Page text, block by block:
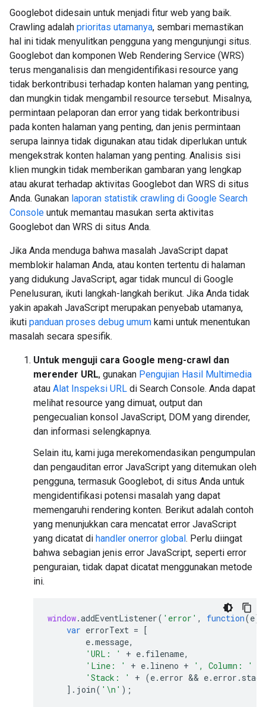
Googlebot didesain untuk menjadi fitur web yang baik.
Crawling adalah prioritas utamanya, sembari memastikan
hal ini tidak menyulitkan pengguna yang mengunjungi situs.
Googlebot dan komponen Web Rendering Service (WRS)
terus menganalisis dan mengidentifikasi resource yang
tidak berkontribusi terhadap konten halaman yang penting,
dan mungkin tidak mengambil resource tersebut. Misalnya,
permintaan pelaporan dan error yang tidak berkontribusi
pada konten halaman yang penting, dan jenis permintaan
serupa lainnya tidak digunakan atau tidak diperlukan untuk
mengekstrak konten halaman yang penting. Analisis sisi
klien mungkin tidak memberikan gambaran yang lengkap
atau akurat terhadap aktivitas Googlebot dan WRS di situs
Anda. Gunakan laporan statistik crawling di Google Search
Console untuk memantau masukan serta aktivitas
Googlebot dan WRS di situs Anda.
Jika Anda menduga bahwa masalah JavaScript dapat
memblokir halaman Anda, atau konten tertentu di halaman
yang didukung JavaScript, agar tidak muncul di Google
Penelusuran, ikuti langkah-langkah berikut. Jika Anda tidak
yakin apakah JavaScript merupakan penyebab utamanya,
ikuti panduan proses debug umum kami untuk menentukan
masalah secara spesifik.
Untuk menguji cara Google meng-crawl dan
merender URL, gunakan Pengujian Hasil Multimedia
atau Alat Inspeksi URL di Search Console. Anda dapat
melihat resource yang dimuat, output dan
pengecualian konsol JavaScript, DOM yang dirender,
dan informasi selengkapnya.
Selain itu, kami juga merekomendasikan pengumpulan
dan pengauditan error JavaScript yang ditemukan oleh
pengguna, termasuk Googlebot, di situs Anda untuk
mengidentifikasi potensi masalah yang dapat
memengaruhi rendering konten. Berikut adalah contoh
yang menunjukkan cara mencatat error JavaScript
yang dicatat di handler onerror global. Perlu diingat
bahwa sebagian jenis error JavaScript, seperti error
penguraian, tidak dapat dicatat menggunakan metode
ini.
window.addEventListener( 'error' , function(e)
var errorText = [
e.message,
'URL: '
+ e. filename,
'Line: '
+ e. lineno + ', Column: '
'Stack: '
+ (e. error && e. error . stack
]. join( '\n' );